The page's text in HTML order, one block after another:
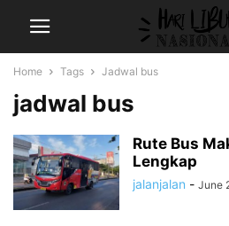
Home Tags Jadwal bus
jadwal bus
Rute Bus
Lengkap
jalanjalan - June